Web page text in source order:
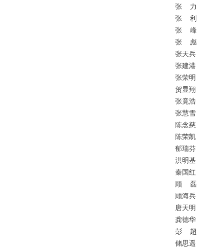
张
力
张
利
张
峰
张
彪
张天兵
张建港
张荣明
贺显翔
张竟浩
张慧雪
陈念慈
陈荣凯
郁瑞芬
洪明基
秦国红
顾
磊
顾海兵
唐天明
龚德华
彭
超
储思遥